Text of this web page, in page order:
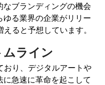
ブランディングの機会
る業界の企業がリリー
ると予想しています。
ライン
おり、デジタルアートや
急速に革命を起こして